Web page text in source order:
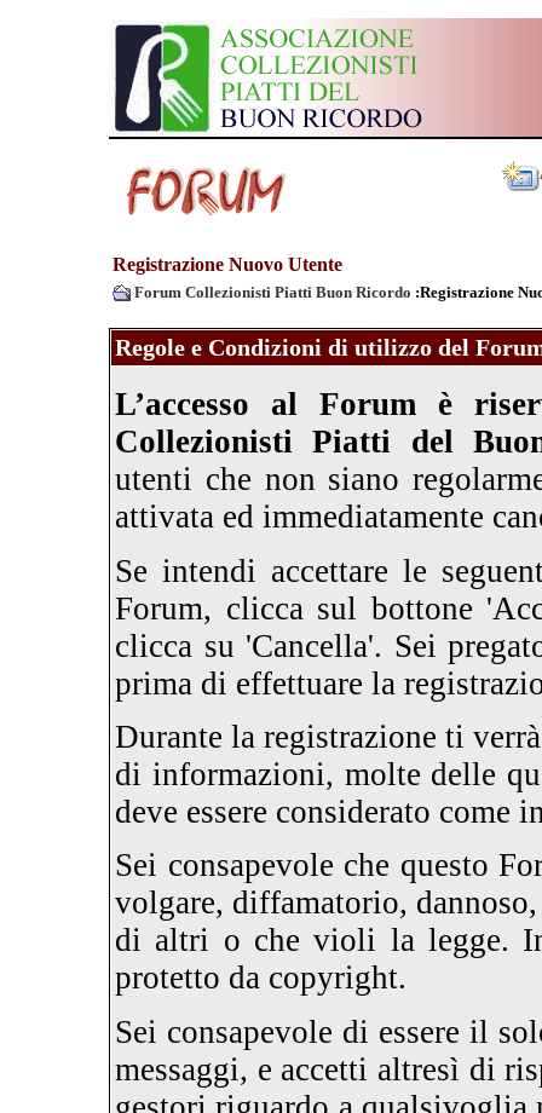
Registrazione Nuovo Utente
Forum Collezionisti Piatti Buon Ricordo :Registrazione
Regole e Condizioni di utilizzo del
L’accesso al Forum è
Collezionisti Piatti del
utenti che non siano
attivata ed immediatamente
Se intendi accettare le
Forum, clicca sul bottone
clicca su 'Cancella'. Sei
prima di effettuare la
Durante la registrazione ti
di informazioni, molte delle
deve essere considerato come
Sei consapevole che questo
volgare, diffamatorio,
di altri o che violi la legge.
protetto da copyright.
Sei consapevole di essere il
messaggi, e accetti altresì di